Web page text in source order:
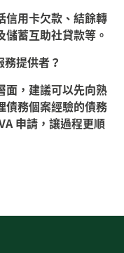
信用卡欠款、結餘轉
蓄互助社貸款等。
提供者？
面，建議可以先向熟
債務個案經驗的債務
申請，讓過程更順